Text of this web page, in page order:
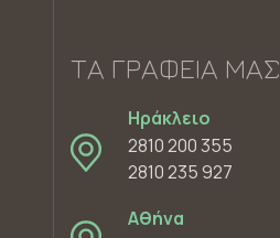
ΤΑ ΓΡΑΦΕΊΑ ΜΑΣ
Ηράκλειο
2810 200 355
2810 235 927
Αθήνα